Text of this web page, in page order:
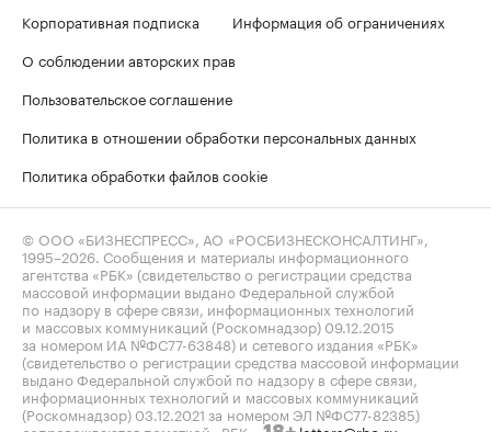
Корпоративная подписка
Информация об ограничениях
О соблюдении авторских прав
Пользовательское соглашение
Политика в отношении обработки персональных данных
Политика обработки файлов cookie
© ООО «БИЗНЕСПРЕСС», АО «РОСБИЗНЕСКОНСАЛТИНГ»,
1995–2026 . Сообщения и материалы информационного
агентства «РБК» (свидетельство о регистрации средства
массовой информации выдано Федеральной службой
по надзору в сфере связи, информационных технологий
и массовых коммуникаций (Роскомнадзор) 09.12.2015
за номером ИА №ФС77-63848) и сетевого издания «РБК»
(свидетельство о регистрации средства массовой информации
выдано Федеральной службой по надзору в сфере связи,
информационных технологий и массовых коммуникаций
(Роскомнадзор) 03.12.2021 за номером ЭЛ №ФС77-82385)